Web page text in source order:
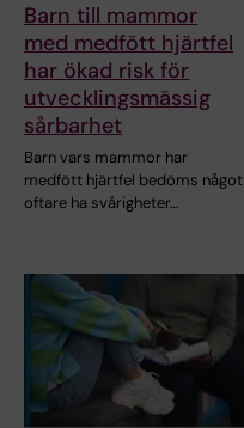
Barn till mammor
med medfött hjärtfel
har ökad risk för
utvecklingsmässig
sårbarhet
Barn vars mammor har
medfött hjärtfel bedöms något
oftare ha svårigheter…